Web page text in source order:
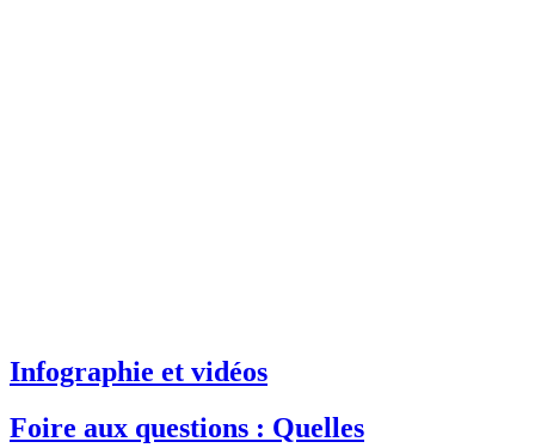
Infographie et vidéos
Foire aux questions : Quelles